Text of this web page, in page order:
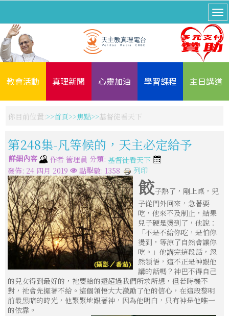
教會活動 真理新聞 心靈加油 學習課程 主日講道
你目前位置: 首頁 焦點 基督徒看天下
第248集-凡等候的，天主必定給予
詳細內容 作者 管理員 分類: 基督徒看天下
發佈: 24 四月 2019
點擊數: 1358 列印
餃子熱了，剛上桌，兒
子從門外回來，急著要
吃，他來不及制止，結果
兒子硬是燙到了，他說：
「不是不給你吃，是怕你
燙到，等涼了自然會讓你
吃。」他講完這段話，忽
然領悟，這不正是神跟他
講的話嗎？神巴不得自己
的兒女得到最好的，祂要給的遠超過我們所求所想，但若時機不
對，祂會先擺著不給。這個領悟大大激勵了他的信心，在這段黎明
前最黑暗的時光，他緊緊地跟著神，因為他明白，只有神是他唯一
的依靠。